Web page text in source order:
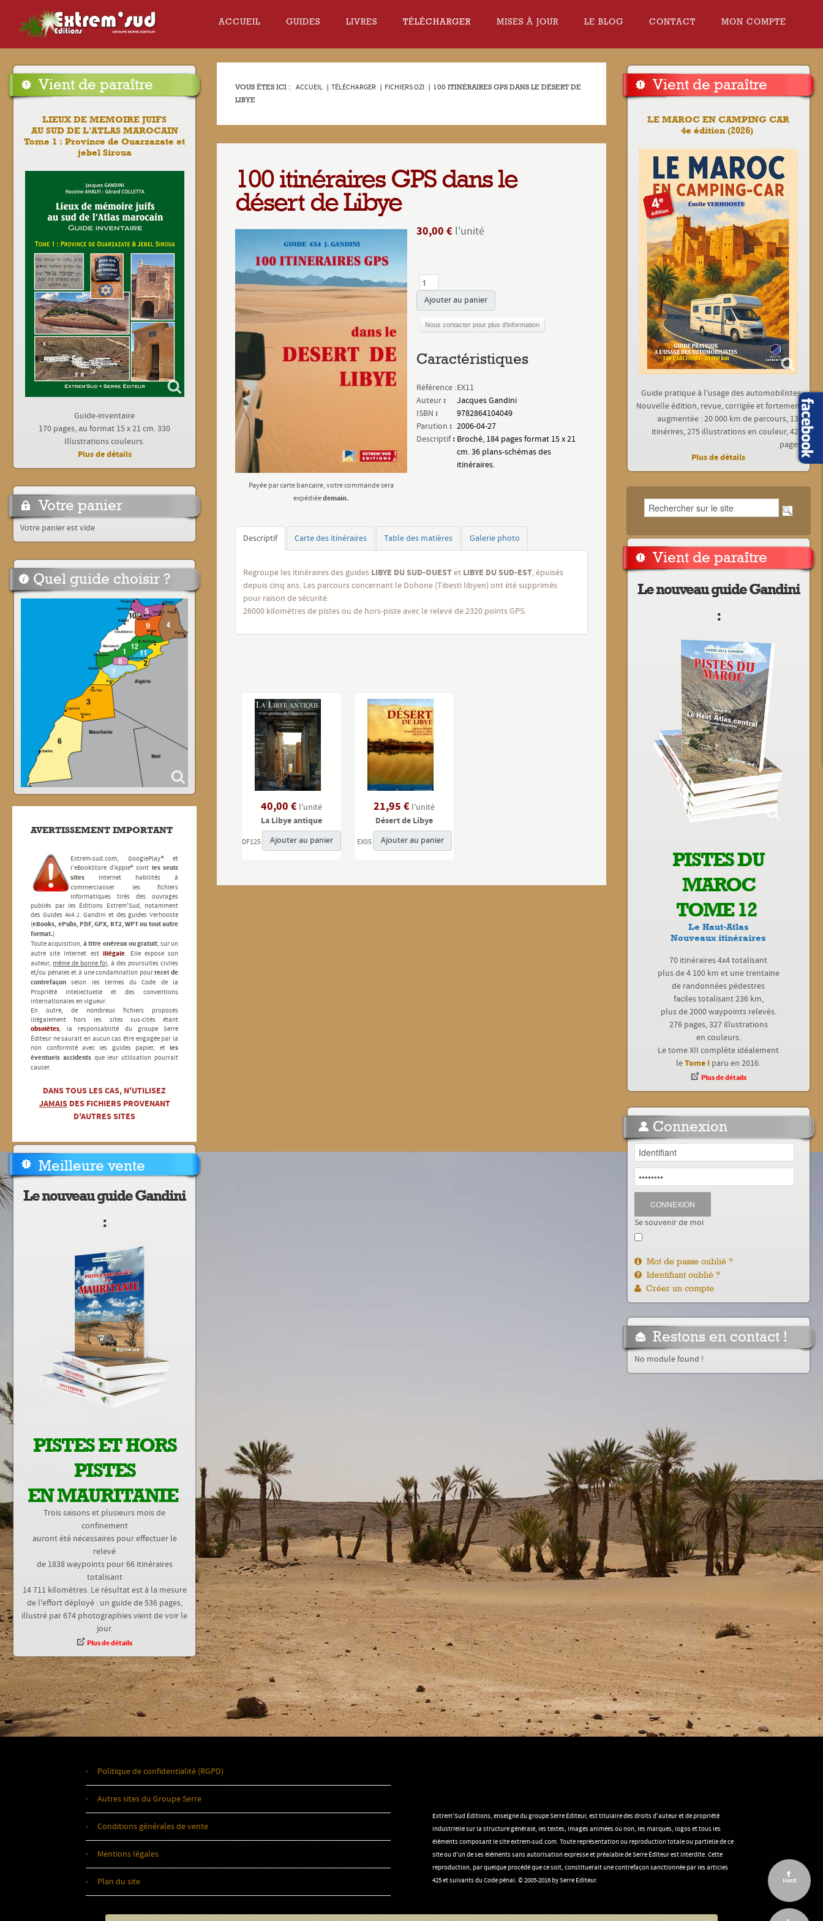
ACCUEIL GUIDES LIVRES TÉLÉCHARGER MISES À JOUR LE BLOG CONTACT MON COMPTE
Vient de paraître
LIEUX DE MEMOIRE JUIFS
AU SUD DE L'ATLAS MAROCAIN
Tome 1 : Province de Ouarzazate et
jebel Siroua
Guide-inventaire
170 pages, au format 15 x 21 cm. 330
Illustrations couleurs.
Plus de détails
Votre panier
Votre panier est vide
Quel guide choisir ?
AVERTISSEMENTIMPORTANT
Extrem-sud.com, GooglePlay® et
l'eBookStore d'Apple® sont les seuls
sites internet habilités à
commercialiser les fichiers
informatiques tirés des ouvrages
publiés par les Éditions Extrem'Sud, notamment
des Guides 4x4 J. Gandini et des guides Verhooste
(eBooks, ePubs, PDF, GPX, RT2, WPT ou tout autre
format.)
Toute acquisition,à titre onéreux ou gratuit, sur un
autre site internet est illégale. Elle expose son
auteur, même de bonne foi, à des poursuites civiles
et/ou pénales et à une condamnation pourrecel de
contrefaçon selon les termes du Code de la
Propriété Intellectuelle et des conventions
internationales en vigueur.
En outre, de nombreux fichiers proposés
illégalement hors les sites sus-cités étant
obsolètes, la responsabilité du groupe Serre
Éditeur ne saurait en aucun cas être engagée par la
non conformité avec les guides papier, et les
éventuels accidentsque leur utilisation pourrait
causer.
DANS TOUS LES CAS, N'UTILISEZ
JAMAISDES FICHIERS PROVENANT
D'AUTRES SITES
Meilleure vente
Le nouveau guide Gandini
:
PISTES ET HORS
PISTES
EN MAURITANIE
Trois saisons et plusieurs mois de
confinement
auront été nécessaires pour effectuer le
relevé
de 1838 waypoints pour 66 itinéraires
totalisant
14 711 kilomètres. Le résultat est à la mesure
de l'effort déployé : un guide de 536 pages,
illustré par 674 photographies vient de voir le
jour.
Plus de détails
VOUS ÊTES ICI : ACCUEIL |TÉLÉCHARGER | FICHIERS OZI | 100 ITINÉRAIRES GPS DANS LE DÉSERT DE
LIBYE
100 itinéraires GPS dans le
désert de Libye
Payée par carte bancaire, votre commande sera
expédiéedemain.
30,00 € l'unité
Ajouter au panier
Nous contacter pour plus d'information
Caractéristiques
Référence :EX11
Auteur :
Jacques Gandini
ISBN :
9782864104049
Parution : 2006-04-27
Descriptif: Broché, 184 pages format 15 x 21
cm. 36 plans-schémas des
itinéraires.
Descriptif Carte des itinéraires Table des matières Galerie photo
Regroupe les itinéraires des guides LIBYE DU SUD-OUESTet LIBYE DU SUD-EST, épuisés
depuis cinq ans. Les parcours concernant le Dohone (Tibesti libyen) ont été supprimés
pour raison de sécurité.
26000 kilomètres de pistes ou de hors-piste avec le relevé de 2320 points GPS.
40,00 € l'unité
La Libye antique
DF125 Ajouter au panier
21,95 € l'unité
Désert de Libye
EX05 Ajouter au panier
Vient de paraître
LE MAROC EN CAMPING CAR
4e édition (2026)
Guide pratique à l'usage des automobilistes.
Nouvelle édition, revue, corrigée et fortement
augmentée : 20 000 km de parcours, 130
itinérires, 275 illustrations en couleur, 422
pages.
Plus de détails
Vient de paraître
Le nouveau guide Gandini
:
PISTES DU
MAROC
TOME 12
Le Haut-Atlas
Nouveaux itinéraires
70 itinéraires 4x4 totalisant
plus de 4 100 km et une trentaine
de randonnées pédestres
faciles totalisant 236 km,
plus de 2000 waypoints relevés.
276 pages, 327 illustrations
en couleurs.
Le tome XII complète idéalement
leTome I paru en 2016.
Plus de détails
Connexion
CONNEXION
Se souvenir de moi
Mot de passe oublié ?
Identifiant oublié ?
Créer un compte
Restons en contact !
No module found !
Politique de confidentialité (RGPD)
Autres sites du Groupe Serre
Conditions générales de vente
Mentions légales
Plan du site Haut
Extrem'Sud Éditions, enseigne du groupe Serre Éditeur, est titulaire des droits d'auteur et de propriété
industrielle sur la structure générale, les textes, images animées ou non, les marques, logos et tous les
éléments composant le site extrem-sud.com. Toute représentation ou reproduction totale ou partielle de ce
site ou d'un de ses éléments sans autorisation expresse et préalable de Serre Éditeur est interdite. Cette
reproduction, par quelque procédé que ce soit, constituerait une contrefaçon sanctionnée par les articles
425 et suivants du Code pénal. © 2005-2016 by Serre Editeur.